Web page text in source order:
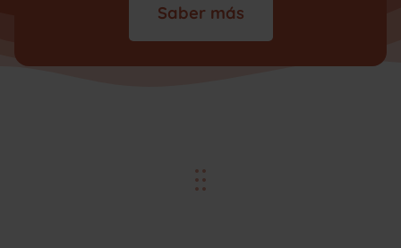
Saber más